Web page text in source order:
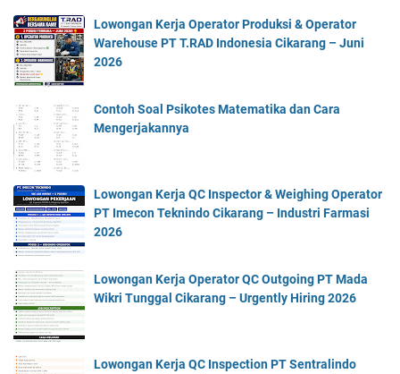
Lowongan Kerja Operator Produksi & Operator
Warehouse PT T.RAD Indonesia Cikarang – Juni
2026
Contoh Soal Psikotes Matematika dan Cara
Mengerjakannya
Lowongan Kerja QC Inspector & Weighing Operator
PT Imecon Teknindo Cikarang – Industri Farmasi
2026
Lowongan Kerja Operator QC Outgoing PT Mada
Wikri Tunggal Cikarang – Urgently Hiring 2026
Lowongan Kerja QC Inspection PT Sentralindo